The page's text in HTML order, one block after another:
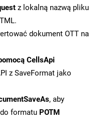
z lokalną nazwą pliku
dokument OTT na
CellsApi
z SaveFormat jako
, aby
formatu POTM